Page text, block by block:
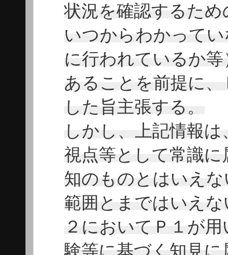
状況を確認するた
いつからわかって
に行われているか
あることを前提に
した旨主張する。
しかし、上記情報
視点等として常識
知のものとはいえ
範囲とまではいえ
２においてＰ１が
験等に基づく知見